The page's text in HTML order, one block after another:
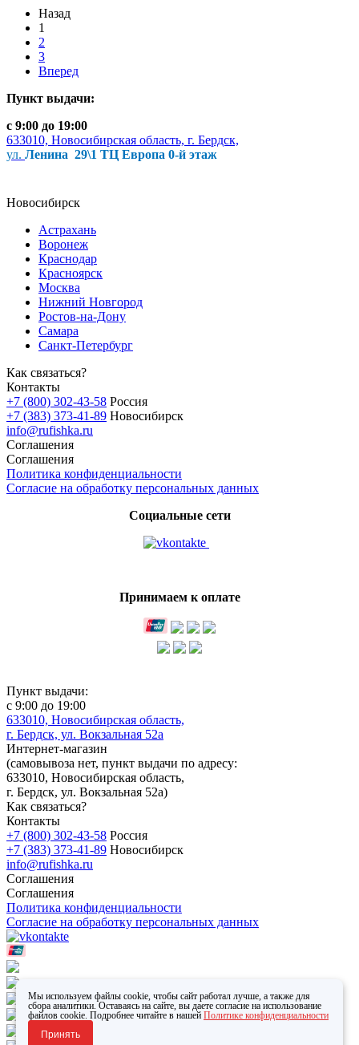
Назад
1
2
3
Вперед
Пункт выдачи:
с 9:00 до 19:00
633010, Новосибирская область, г. Бердск,
ул. Ленина 29\1 ТЦ Европа 0-й этаж
Новосибирск
Астрахань
Воронеж
Краснодар
Красноярск
Москва
Нижний Новгород
Ростов-на-Дону
Самара
Санкт-Петербург
Как связаться?
Контакты
+7 (800) 302-43-58 Россия
+7 (383) 373-41-89 Новосибирск
info@rufishka.ru
Соглашения
Соглашения
Политика конфиденциальности
Согласие на обработку персональных данных
Социальные сети
Принимаем к оплате
Пункт выдачи:
с 9:00 до 19:00
633010, Новосибирская область,
г. Бердск, ул. Вокзальная 52а
Интернет-магазин
(самовывоза нет, пункт выдачи по адресу:
633010, Новосибирская область,
г. Бердск, ул. Вокзальная 52а)
Как связаться?
Контакты
+7 (800) 302-43-58 Россия
+7 (383) 373-41-89 Новосибирск
info@rufishka.ru
Соглашения
Соглашения
Политика конфиденциальности
Согласие на обработку персональных данных
Мы используем файлы cookie, чтобы сайт работал лучше, а также для
сбора аналитики. Оставаясь на сайте, вы даете согласие на использование
файлов cookie. Подробнее читайте в нашей Политике конфиденциальности
Принять